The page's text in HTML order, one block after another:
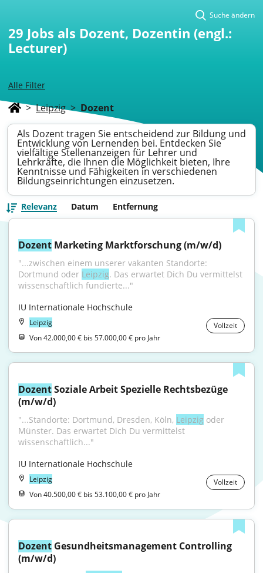
Alle Filter
Suche ändern
29 Jobs als Dozent, Dozentin (engl.:
Lecturer)
> Leipzig > Dozent
Als Dozent tragen Sie entscheidend zur Bildung und
Entwicklung von Lernenden bei. Entdecken Sie
vielfältige Stellenanzeigen für Lehrer und
Lehrkräfte, die Ihnen die Möglichkeit bieten, Ihre
Kenntnisse und Fähigkeiten in verschiedenen
Bildungseinrichtungen einzusetzen.
Relevanz Datum Entfernung
Dozent Marketing Marktforschung (m/w/d)
"...zwischen einem unserer vakanten Standorte:
Dortmund oder Leipzig. Das erwartet Dich Du vermittelst
wissenschaftlich fundierte..."
IU Internationale Hochschule
Leipzig
Vollzeit
Von 42.000,00 € bis 57.000,00 € pro Jahr
Dozent Soziale Arbeit Spezielle Rechtsbezüge
(m/w/d)
"...Standorte: Dortmund, Dresden, Köln, Leipzig oder
Münster. Das erwartet Dich Du vermittelst
wissenschaftlich..."
IU Internationale Hochschule
Leipzig
Vollzeit
Von 40.500,00 € bis 53.100,00 € pro Jahr
Dozent Gesundheitsmanagement Controlling
(m/w/d)